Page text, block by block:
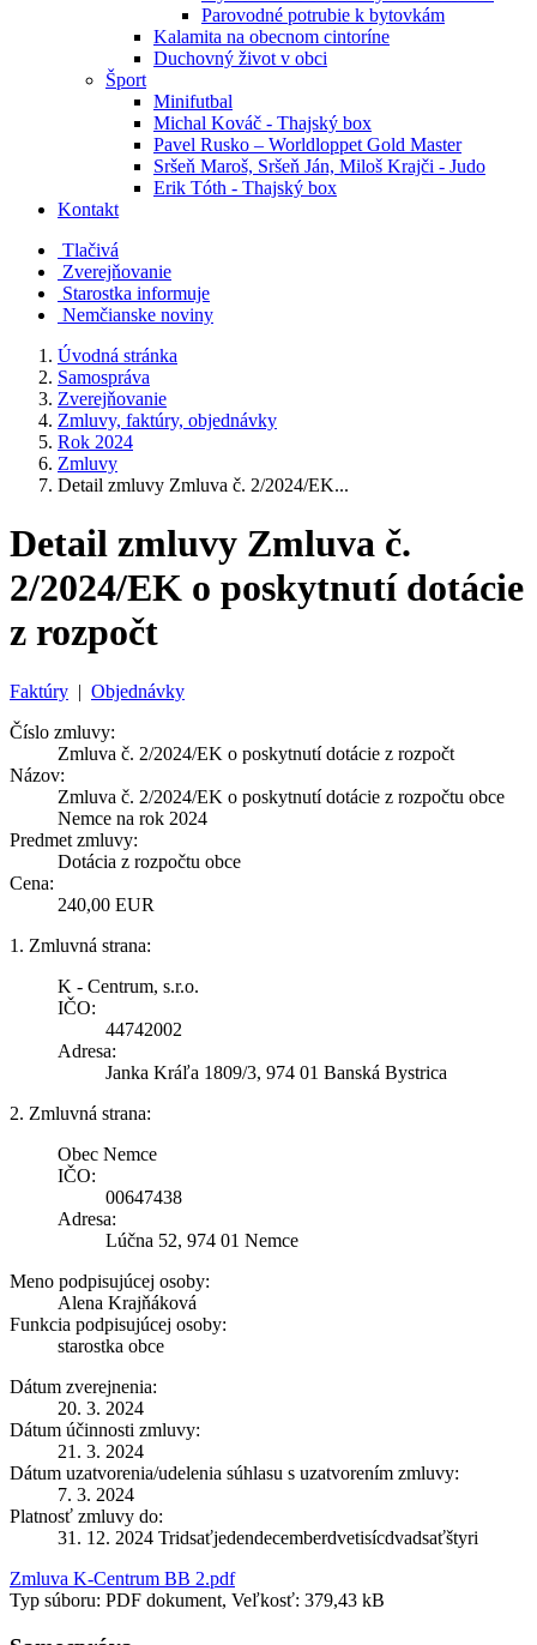
Parovodné potrubie k bytovkám
Kalamita na obecnom cintoríne
Duchovný život v obci
Šport
Minifutbal
Michal Kováč - Thajský box
Pavel Rusko – Worldloppet Gold Master
Sršeň Maroš, Sršeň Ján, Miloš Krajči - Judo
Erik Tóth - Thajský box
Kontakt
Tlačivá
Zverejňovanie
Starostka informuje
Nemčianske noviny
Úvodná stránka
Samospráva
Zverejňovanie
Zmluvy, faktúry, objednávky
Rok 2024
Zmluvy
Detail zmluvy Zmluva č. 2/2024/EK...
Detail zmluvy Zmluva č.
2/2024/EK o poskytnutí dotácie
z rozpočt
Faktúry | Objednávky
Číslo zmluvy:
Zmluva č. 2/2024/EK o poskytnutí dotácie z rozpočt
Názov:
Zmluva č. 2/2024/EK o poskytnutí dotácie z rozpočtu obce
Nemce na rok 2024
Predmet zmluvy:
Dotácia z rozpočtu obce
Cena:
240,00 EUR
1. Zmluvná strana:
K - Centrum, s.r.o.
IČO:
44742002
Adresa:
Janka Kráľa 1809/3, 974 01 Banská Bystrica
2. Zmluvná strana:
Obec Nemce
IČO:
00647438
Adresa:
Lúčna 52, 974 01 Nemce
Meno podpisujúcej osoby:
Alena Krajňáková
Funkcia podpisujúcej osoby:
starostka obce
Dátum zverejnenia:
20. 3. 2024
Dátum účinnosti zmluvy:
21. 3. 2024
Dátum uzatvorenia/udelenia súhlasu s uzatvorením zmluvy:
7. 3. 2024
Platnosť zmluvy do:
31. 12. 2024 Tridsaťjedendecemberdvetisícdvadsaťštyri
Zmluva K-Centrum BB 2.pdf
Typ súboru: PDF dokument, Veľkosť: 379,43 kB